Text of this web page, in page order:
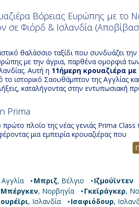
Βόρειας Ευρώπης με το
σε Φιόρδ & Ισλανδία
θαλάσσιο ταξίδι που συνδυάζει την
με την άγρια, παρθένα ομορφιά
Αυτή η 11ήμερη κρουαζιέρα με
το ιστορικό Σαουθάμπτον της Αγγλίας
καταλήγοντας στην εντυπωσιακή
Prima
πρώτο πλοίο της νέας γενιάς Prima Class
μια εμπειρία κρουαζιέρας που
και την καινοτομία. Με εκπληκτικούς
καμπίνες, μια μεγάλη ποικιλία από
και το Ocean Boulevard με
Ζήστε την ελευθερία και την
να προσφέρει σε αυτή την
Αγγλία Μπριζ, Βέλγιο
Ιζμούϊντεν
Μπέργκεν, Νορβηγία Γκεϊράγκερ,
, Ισλανδία Ισαφιόδουρ,